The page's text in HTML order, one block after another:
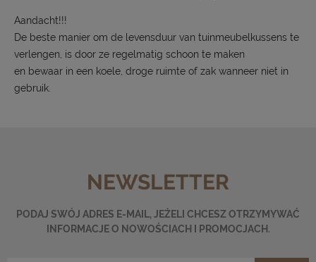
Aandacht!!!
De beste manier om de levensduur van tuinmeubelkussens te
verlengen, is door ze regelmatig schoon te maken
en bewaar in een koele, droge ruimte of zak wanneer niet in
gebruik.
NEWSLETTER
PODAJ SWÓJ ADRES E-MAIL, JEŻELI CHCESZ OTRZYMYWAĆ
INFORMACJE O NOWOŚCIACH I PROMOCJACH.